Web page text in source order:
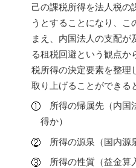
己の課税所得を法人税の
うとすることになり、こ
まえ、内国法人の支配が
る租税回避という観点か
税所得の決定要素を整理
取り上げることができる
所得の帰属先（内国
得か）
所得の源泉（国内源
所得の性質（益金算